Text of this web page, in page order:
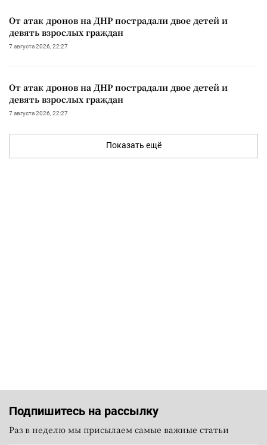
От атак дронов на ДНР пострадали двое детей и
девять взрослых граждан
7 августа 2026, 22:27
От атак дронов на ДНР пострадали двое детей и
девять взрослых граждан
7 августа 2026, 22:27
Показать ещё
Подпишитесь на рассылку
Раз в неделю мы присылаем самые важные статьи